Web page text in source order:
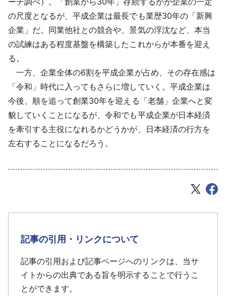
の尺度となるが、平成企業は最長でも業歴30年の「新興
企業」だ。同業他社との競合や、景気の浮沈など、本当
の試練はある程度基盤を構築したこれからが本番を迎え
る。
一方、企業全体の6割を平成企業が占め、その存在感は
「令和」時代に入ってもさらに増していく。平成企業は
今後、順を追って創業30年を迎える「老舗」企業へと変
貌していくことになるが、令和でも平成企業が日本経済
を牽引する主役になれるかどうかが、日本経済の行方を
左右することになるだろう。
記事の引用・リンクについて
記事の引用および記事ページへのリンクは、当サ
イトからの出典である旨を明示することで行うこ
とができます。